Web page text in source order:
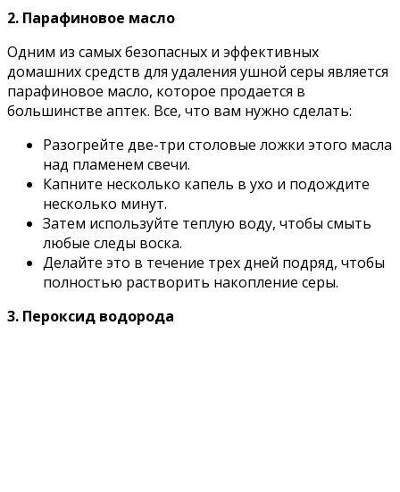
2. Парафиновое масло
Одним из самых безопасных и эффективных
домашних средств для удаления ушной серы является
парафиновое масло, которое продается в
большинстве аптек. Все, что вам нужно сделать:
Разогрейте две-три столовые ложки этого масла
над пламенем свечи.
Капните несколько капель в ухо и подождите
несколько минут.
Затем используйте теплую воду, чтобы смыть
любые следы воска.
Делайте это в течение трех дней подряд, чтобы
полностью растворить накопление серы.
3. Пероксид водорода